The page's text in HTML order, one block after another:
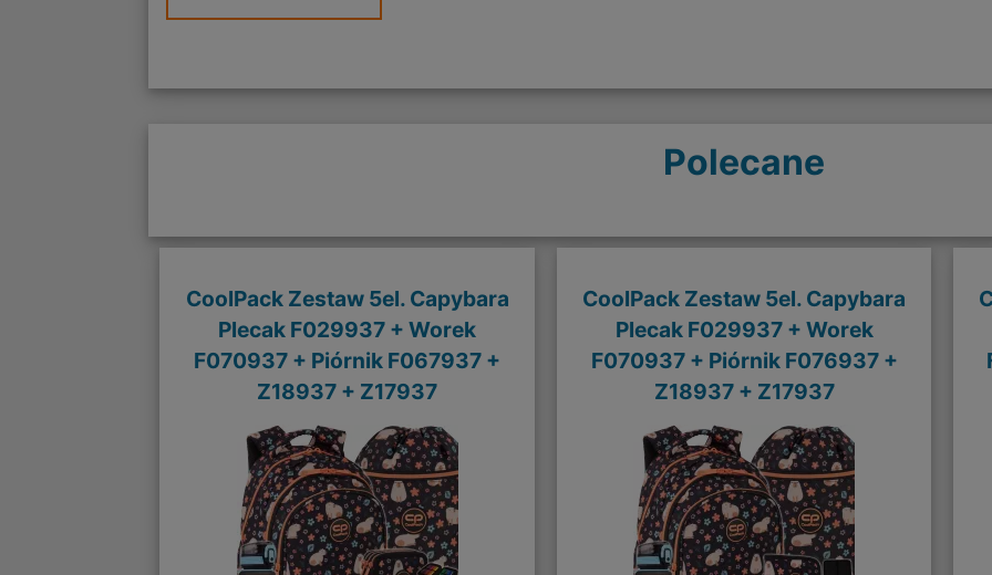
Polecane
CoolPack Zestaw 5el. Capybara
Plecak F029937 + Worek
F070937 + Piórnik F067937 +
Z18937 + Z17937
CoolPack Zestaw 5el. Capybara
Plecak F029937 + Worek
F070937 + Piórnik F076937 +
Z18937 + Z17937